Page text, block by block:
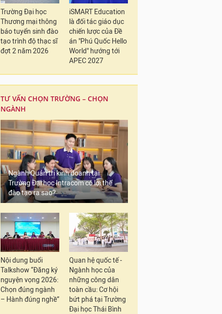
Trường Đại học
Thương mại thông
báo tuyển sinh đào
tạo trình độ thạc sĩ
đợt 2 năm 2026
iSMART Education
là đối tác giáo dục
chiến lược của Đề
án "Phú Quốc Hello
World" hướng tới
APEC 2027
TƯ VẤN CHỌN TRƯỜNG – CHỌN
NGÀNH
Ngành Quản trị kinh doanh tại
Trường Đại học Intracom có lợi thế
đào tạo ra sao?
Nội dung buổi
Talkshow “Đăng ký
nguyện vọng 2026:
Chọn đúng ngành
– Hành đúng nghề”
Quan hệ quốc tế -
Ngành học của
những công dân
toàn cầu: Cơ hội
bứt phá tại Trường
Đại học Thái Bình